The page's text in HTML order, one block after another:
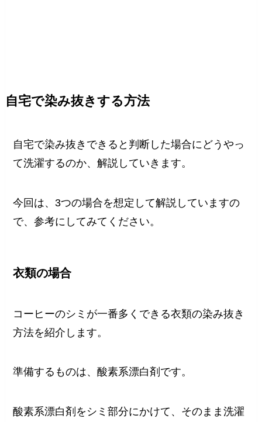
自宅で染み抜きする方法
自宅で染み抜きできると判断した場合にどうやっ
て洗濯するのか、解説していきます。
今回は、3つの場合を想定して解説していますの
で、参考にしてみてください。
衣類の場合
コーヒーのシミが一番多くできる衣類の染み抜き
方法を紹介します。
準備するものは、酸素系漂白剤です。
酸素系漂白剤をシミ部分にかけて、そのまま洗濯